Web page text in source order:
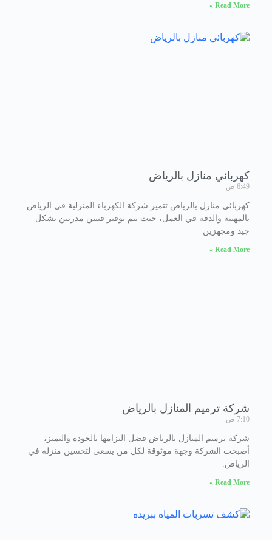
Read More »
كهربائي منازل بالرياض
6:49 ص
كهربائي منازل بالرياض تتميز شركة الكهرباء المنزلية في الرياض
بالمهنية والدقة في العمل، حيث يتم توفير فنيين مدربين بشكل
جيد ومجهزين
Read More »
شركة ترميم المنازل بالرياض
7:10 ص
شركة ترميم المنازل بالرياض فضل التزامها بالجودة والتميز،
أصبحت الشركة وجهة موثوقة لكل من يسعى لتحسين منزله في
الرياض.
Read More »